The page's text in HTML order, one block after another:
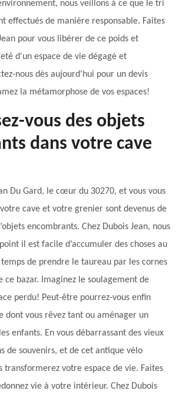
nous veillons à ce que le tri
effectués de manière responsable. Faites
pour vous libérer de ce poids et
d'un espace de vie dégagé et
nous dès aujourd'hui pour un devis
la métamorphose de vos espaces!
vous des objets
dans votre cave
Du Gard, le cœur du 30270, et vous vous
cave et votre grenier sont devenus de
encombrants. Chez Dubois Jean, nous
il est facile d’accumuler des choses au
de prendre le taureau par les cornes
ce bazar. Imaginez le soulagement de
perdu! Peut-être pourrez-vous enfin
dont vous rêvez tant ou aménager un
enfants. En vous débarrassant des vieux
de souvenirs, et de cet antique vélo
transformerez votre espace de vie. Faites
vie à votre intérieur. Chez Dubois